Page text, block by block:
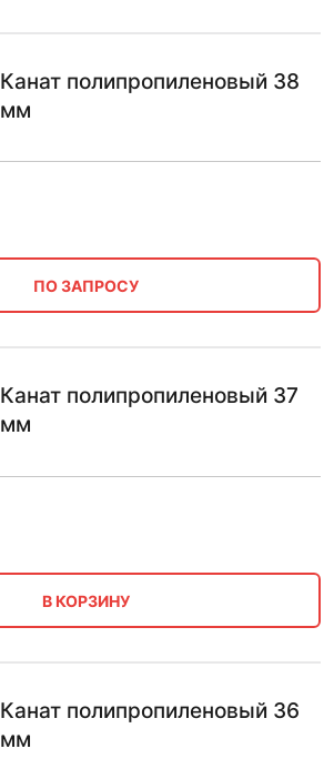
Канат полипропиленовый 38
мм
ПО ЗАПРОСУ
Канат полипропиленовый 37
мм
В КОРЗИНУ
Канат полипропиленовый 36
мм